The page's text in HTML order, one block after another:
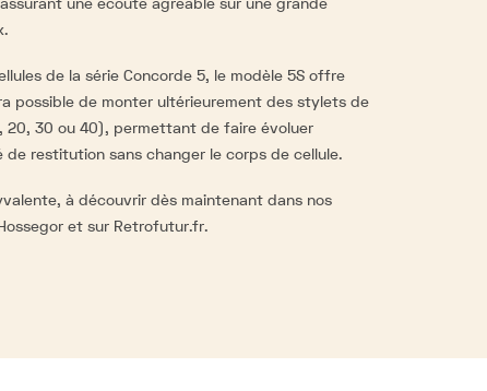
de la série Concorde 5, le modèle 5S offre
possible de monter ultérieurement des stylets de
20, 30 ou 40), permettant de faire évoluer
restitution sans changer le corps de cellule.
à découvrir dès maintenant dans nos
et sur Retrofutur.fr.